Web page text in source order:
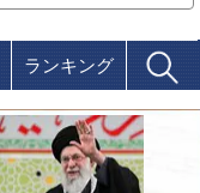
ランキング